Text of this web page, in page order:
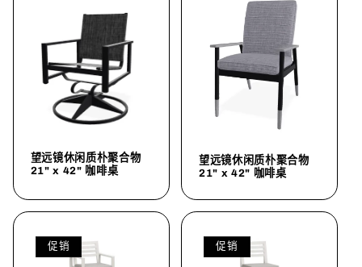
望远镜休闲质朴聚合物
21" x 42" 咖啡桌
望远镜休闲质朴聚合物
21" x 42" 咖啡桌
促销 促销